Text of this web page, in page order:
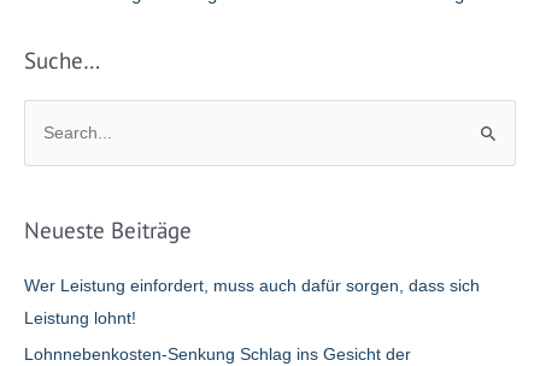
Suche…
n
n
Neueste Beiträge
Wer Leistung einfordert, muss auch dafür sorgen, dass sich
Leistung lohnt!
Lohnnebenkosten-Senkung Schlag ins Gesicht der